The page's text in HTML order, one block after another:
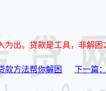
出。贷款是工具，非解
款方法帮你解困 下一篇